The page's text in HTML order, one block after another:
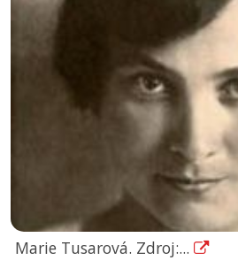
Marie Tusarová. Zdroj:...